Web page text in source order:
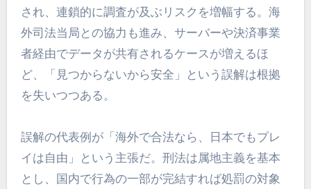
され、連鎖的に調査が及ぶリスクを増幅する。海
外司法当局との協力も進み、サーバーや決済事業
者経由でデータが共有されるケースが増えるほ
ど、「見つからないから安全」という誤解は根拠
を失いつつある。
誤解の代表例が「海外で合法なら、日本でもプレ
イは自由」という主張だ。刑法は属地主義を基本
とし、国内で行為の一部が完結すれば処罰の対象